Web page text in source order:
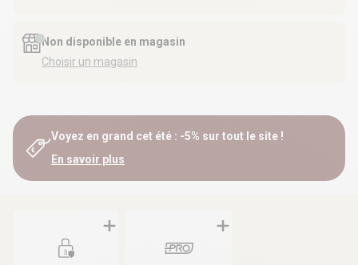
Non disponible en magasin
Choisir un magasin
Voyez en grand cet été : -5% sur tout le site !
En savoir plus